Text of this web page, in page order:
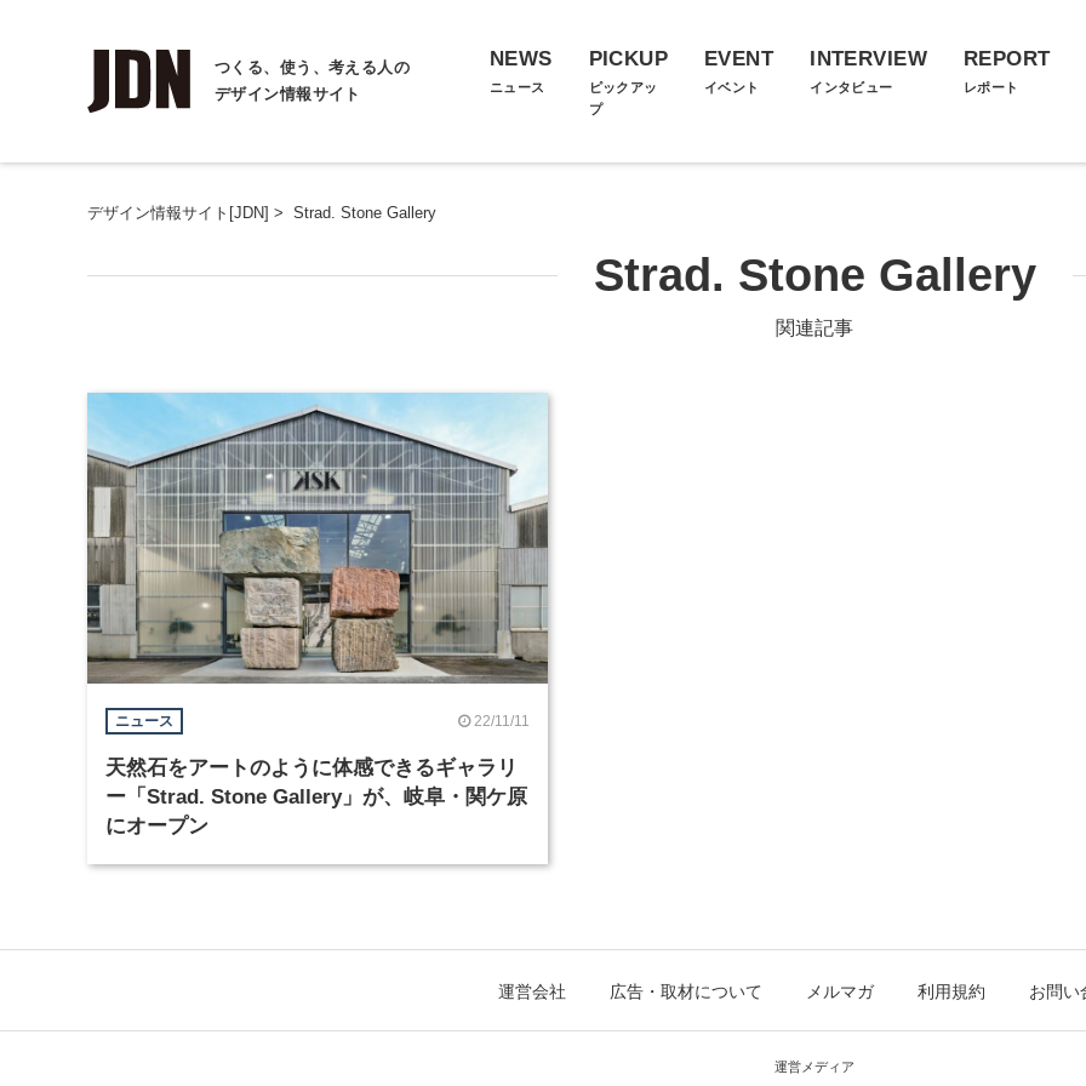
つくる、使う、考える人の
デザイン情報サイト
NEWS
ニュース
PICKUP
ピックアッ
プ
EVENT
イベント
INTERVIEW
インタビュー
REPORT
レポート
デザイン情報サイト[JDN] > Strad. Stone Gallery
Strad. Stone Gallery
関連記事
ニュース 22/11/11
天然石をアートのように体感できるギャラリ
ー「Strad. Stone Gallery」が、岐阜・関ケ原
にオープン
運営会社 広告・取材について メルマガ 利用規約 お問い
運営メディア